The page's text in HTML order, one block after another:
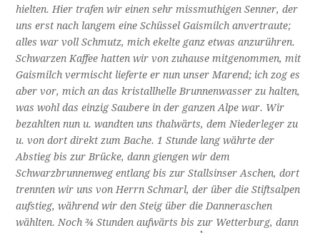
hielten. Hier trafen wir einen sehr missmuthigen Senner, der
uns erst nach langem eine Schüssel Gaismilch anvertraute;
alles war voll Schmutz, mich ekelte ganz etwas anzurühren.
Schwarzen Kaffee hatten wir von zuhause mitgenommen, mit
Gaismilch vermischt lieferte er nun unser Marend; ich zog es
aber vor, mich an das kristallhelle Brunnenwasser zu halten,
was wohl das einzig Saubere in der ganzen Alpe war. Wir
bezahlten nun u. wandten uns thalwärts, dem Niederleger zu
u. von dort direkt zum Bache. 1 Stunde lang währte der
Abstieg bis zur Brücke, dann giengen wir dem
Schwarzbrunnenweg entlang bis zur Stallsinser Aschen, dort
trennten wir uns von Herrn Schmarl, der über die Stiftsalpen
aufstieg, während wir den Steig über die Danneraschen
wählten. Noch ¾ Stunden aufwärts bis zur Wetterburg, dann